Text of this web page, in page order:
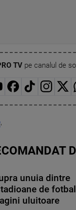
TVpe canalul de
,
unuia dintre
de fotbal
uluitoare